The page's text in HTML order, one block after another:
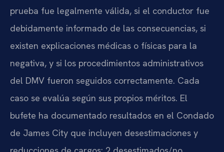
prueba fue legalmente válida, si el conductor fue
debidamente informado de las consecuencias, si
existen explicaciones médicas o físicas para la
negativa, y si los procedimientos administrativos
del DMV fueron seguidos correctamente. Cada
caso se evalúa según sus propios méritos. El
bufete ha documentado resultados en el Condado
de James City que incluyen desestimaciones y